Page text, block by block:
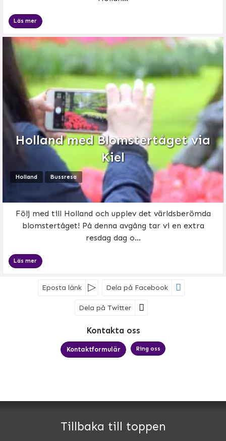
Läs mer
Holland med Blomstertåget via
Kiel
Holland Bussresa
Följ med till Holland och upplev det världsberömda
blomstertåget! På denna avgång tar vi en extra
resdag dag o...
Läs mer
Eposta länk Dela på Facebook
Dela på Twitter
Sociala medier
Kontakta oss
Kontaktformulär Ring oss
Telefon0511-34 66 60
Tillbaka till toppen